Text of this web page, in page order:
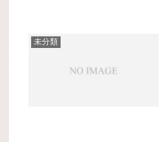
未分類